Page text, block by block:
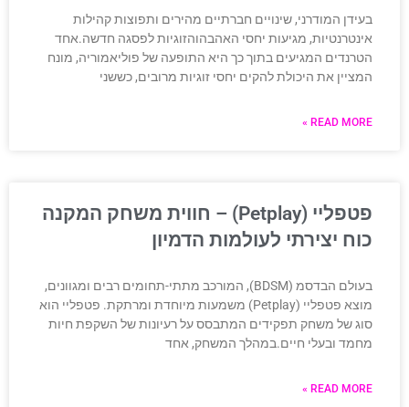
בעידן המודרני, שינויים חברתיים מהירים ותפוצות קהילות
אינטרנטיות, מגיעות יחסי האהבהוהזוגיות לפסגה חדשה.אחד
הטרנדים המגיעים בתוך כך היא התופעה של פוליאמוריה, מונח
המציין את היכולת להקים יחסי זוגיות מרובים, כששני
READ MORE »
פטפליי (Petplay) – חווית משחק המקנה
כוח יצירתי לעולמות הדמיון
בעולם הבדסמ (BDSM), המורכב מתתי-תחומים רבים ומגוונים,
מוצא פטפליי (Petplay) משמעות מיוחדת ומרתקת. פטפליי הוא
סוג של משחק תפקידים המתבסס על רעיונות של השקפת חיות
מחמד ובעלי חיים.במהלך המשחק, אחד
READ MORE »